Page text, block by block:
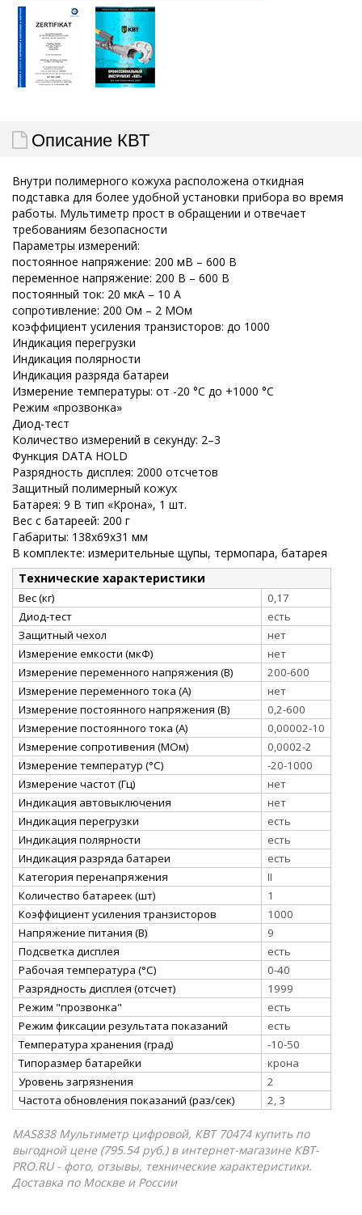
Описание КВТ
Внутри полимерного кожуха расположена откидная
подставка для более удобной установки прибора во время
работы. Мультиметр прост в обращении и отвечает
требованиям безопасности
Параметры измерений:
постоянное напряжение: 200 мВ – 600 В
переменное напряжение: 200 В – 600 В
постоянный ток: 20 мкА – 10 А
сопротивление: 200 Ом – 2 МОм
коэффициент усиления транзисторов: до 1000
Индикация перегрузки
Индикация полярности
Индикация разряда батареи
Измерение температуры: от -20 °C до +1000 °C
Режим «прозвонка»
Диод-тест
Количество измерений в секунду: 2–3
Функция DATA HOLD
Разрядность дисплея: 2000 отсчетов
Защитный полимерный кожух
Батарея: 9 В тип «Крона», 1 шт.
Вес с батареей: 200 г
Габариты: 138х69х31 мм
В комплекте: измерительные щупы, термопара, батарея
Технические характеристики
Вес (кг)
0,17
Диод-тест
есть
Защитный чехол
нет
Измерение емкости (мкФ)
нет
Измерение переменного напряжения (В)
200-600
Измерение переменного тока (А)
нет
Измерение постоянного напряжения (В)
0,2-600
Измерение постоянного тока (А)
0,00002-10
Измерение сопротивения (МОм)
0,0002-2
Измерение температур (°C)
-20-1000
Измерение частот (Гц)
нет
Индикация автовыключения
нет
Индикация перегрузки
есть
Индикация полярности
есть
Индикация разряда батареи
есть
Категория перенапряжения
II
Количество батареек (шт)
1
Коэффициент усиления транзисторов
1000
Напряжение питания (В)
9
Подсветка дисплея
есть
Рабочая температура (°C)
0-40
Разрядность дисплея (отсчет)
1999
Режим "прозвонка"
есть
Режим фиксации результата показаний
есть
Температура хранения (град)
-10-50
Типоразмер батарейки
крона
Уровень загрязнения
2
Частота обновления показаний (раз/сек)
2, 3
MAS838 Мультиметр цифровой, КВТ 70474 купить по
выгодной цене (795.54 руб.) в интернет-магазине КВТ-
PRO.RU - фото, отзывы, технические характеристики.
Доставка по Москве и России